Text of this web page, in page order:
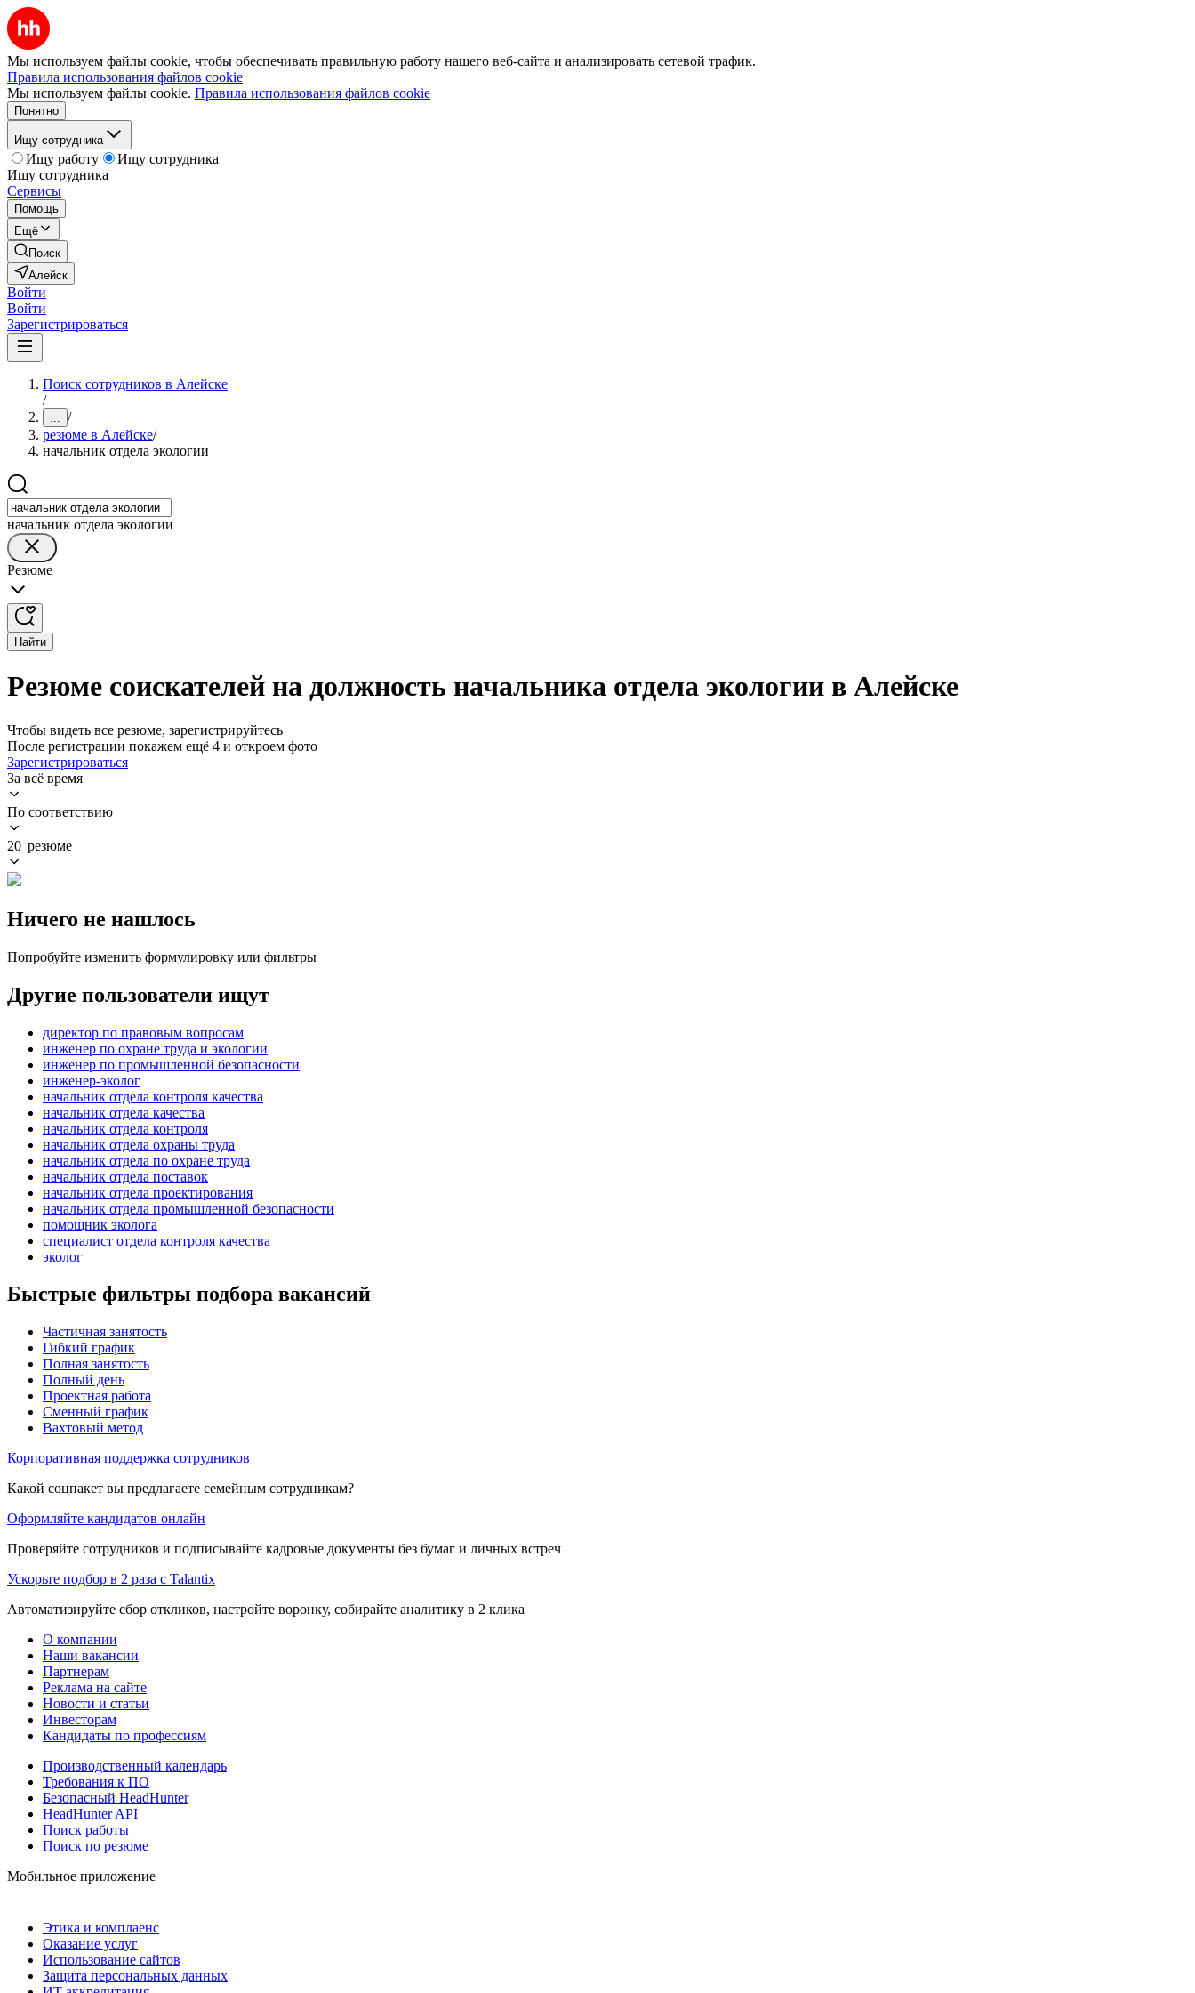
Мы используем файлы cookie, чтобы обеспечивать правильную работу нашего веб-сайта и анализировать сетевой трафик.
Правила использования файлов cookie
Мы используем файлы cookie. Правила использования файлов cookie
Понятно
Ищу сотрудника
Ищу работу
Ищу сотрудника
Ищу сотрудника
Сервисы
Помощь
Ещё
Поиск
Алейск
Войти
Войти
Зарегистрироваться
Поиск сотрудников в Алейске
/
... /
резюме в Алейске/
начальник отдела экологии
начальник отдела экологии
Резюме
Найти
Резюме соискателей на должность начальника отдела экологии в Алейске
Чтобы видеть все резюме, зарегистрируйтесь
После регистрации покажем ещё 4 и откроем фото
Зарегистрироваться
За всё время
По соответствию
20 резюме
Ничего не нашлось
Попробуйте изменить формулировку или фильтры
Другие пользователи ищут
директор по правовым вопросам
инженер по охране труда и экологии
инженер по промышленной безопасности
инженер-эколог
начальник отдела контроля качества
начальник отдела качества
начальник отдела контроля
начальник отдела охраны труда
начальник отдела по охране труда
начальник отдела поставок
начальник отдела проектирования
начальник отдела промышленной безопасности
помощник эколога
специалист отдела контроля качества
эколог
Быстрые фильтры подбора вакансий
Частичная занятость
Гибкий график
Полная занятость
Полный день
Проектная работа
Сменный график
Вахтовый метод
Корпоративная поддержка сотрудников
Какой соцпакет вы предлагаете семейным сотрудникам?
Оформляйте кандидатов онлайн
Проверяйте сотрудников и подписывайте кадровые документы без бумаг и личных встреч
Ускорьте подбор в 2 раза с Talantix
Автоматизируйте сбор откликов, настройте воронку, собирайте аналитику в 2 клика
О компании
Наши вакансии
Партнерам
Реклама на сайте
Новости и статьи
Инвесторам
Кандидаты по профессиям
Производственный календарь
Требования к ПО
Безопасный HeadHunter
HeadHunter API
Поиск работы
Поиск по резюме
Мобильное приложение
Этика и комплаенс
Оказание услуг
Использование сайтов
Защита персональных данных